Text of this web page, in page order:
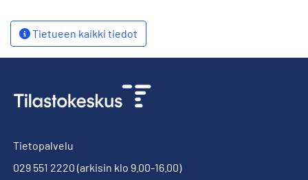
Tietueen kaikki tiedot
Tietopalvelu
029 551 2220 (arkisin klo 9.00-16.00)